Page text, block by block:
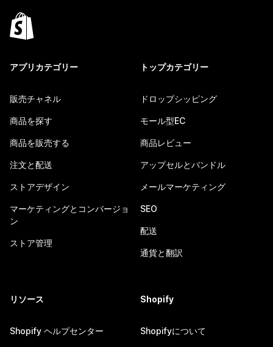
アプリカテゴリー
販売チャネル
商品を探す
商品を販売する
注文と配送
ストアデザイン
マーケティングとコンバージョ
ン
ストア管理
トップカテゴリー
ドロップシッピング
モール型EC
商品レビュー
アップセルとバンドル
メールマーケティング
SEO
配送
通貨と翻訳
リソース
Shopify ヘルプセンター
Shopify
Shopifyについて